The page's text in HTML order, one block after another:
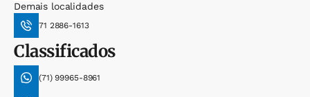
Demais localidades
71 2886-1613
Classificados
(71) 99965-8961